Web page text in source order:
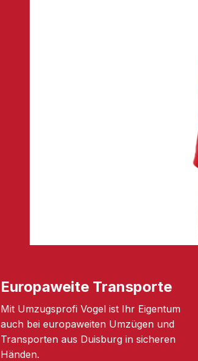
Europaweite Transporte
Mit Umzugsprofi Vogel ist Ihr Eigentum
auch bei europaweiten Umzügen und
Transporten aus Duisburg in sicheren
Händen.